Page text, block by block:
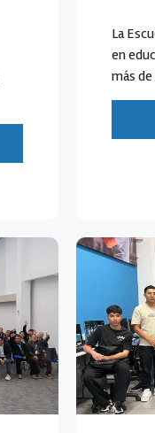
La
en
más